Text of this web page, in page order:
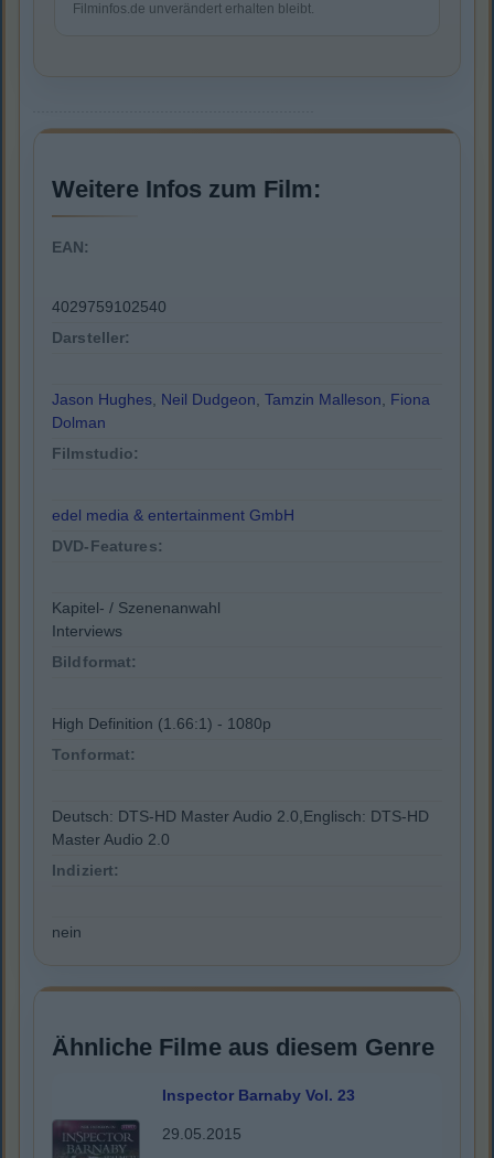
Filminfos.de unverändert erhalten bleibt.
Weitere Infos zum Film:
EAN:
4029759102540
Darsteller:
Jason Hughes, Neil Dudgeon, Tamzin Malleson, Fiona
Dolman
Filmstudio:
edel media & entertainment GmbH
DVD-Features:
Kapitel- / Szenenanwahl
Interviews
Bildformat:
High Definition (1.66:1) - 1080p
Tonformat:
Deutsch: DTS-HD Master Audio 2.0,Englisch: DTS-HD
Master Audio 2.0
Indiziert:
nein
Ähnliche Filme aus diesem Genre
Inspector Barnaby Vol. 23
29.05.2015